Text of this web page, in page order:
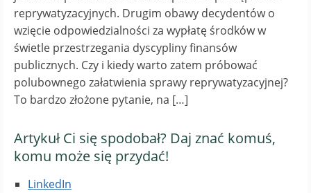
reprywatyzacyjnych. Drugim obawy decydentów o
wzięcie odpowiedzialności za wypłatę środków w
świetle przestrzegania dyscypliny finansów
publicznych. Czy i kiedy warto zatem próbować
polubownego załatwienia sprawy reprywatyzacyjnej?
To bardzo złożone pytanie, na […]
Artykuł Ci się spodobał? Daj znać komuś,
komu może się przydać!
LinkedIn